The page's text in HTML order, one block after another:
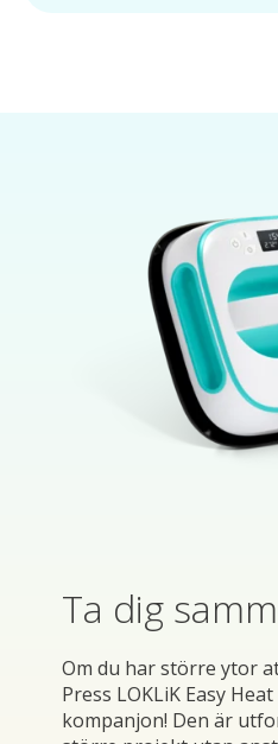
Ta dig
Om du har större ytor
Press LOKLiK Easy
kompanjon! Den är